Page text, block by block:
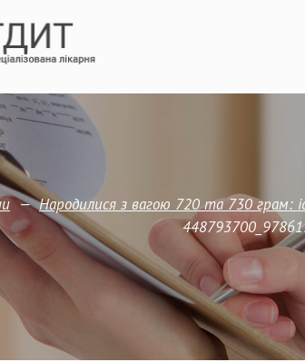
— Народилися з вагою 720 та 730 грам: